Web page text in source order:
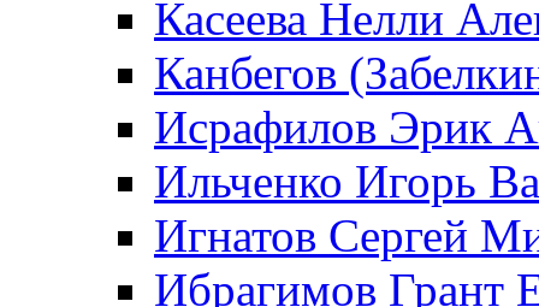
Касеева Нелли
Канбегов
Исрафилов Эрик
Ильченко Игорь
Игнатов Сергей
Ибрагимов Грант